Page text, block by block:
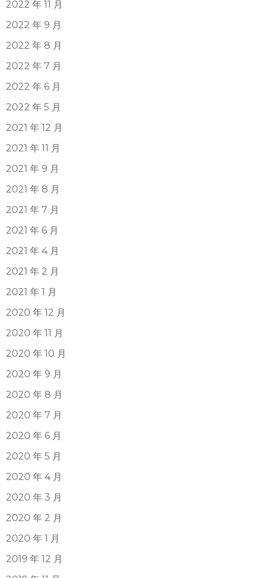
2022 年 11 月
2022 年 9 月
2022 年 8 月
2022 年 7 月
2022 年 6 月
2022 年 5 月
2021 年 12 月
2021 年 11 月
2021 年 9 月
2021 年 8 月
2021 年 7 月
2021 年 6 月
2021 年 4 月
2021 年 2 月
2021 年 1 月
2020 年 12 月
2020 年 11 月
2020 年 10 月
2020 年 9 月
2020 年 8 月
2020 年 7 月
2020 年 6 月
2020 年 5 月
2020 年 4 月
2020 年 3 月
2020 年 2 月
2020 年 1 月
2019 年 12 月